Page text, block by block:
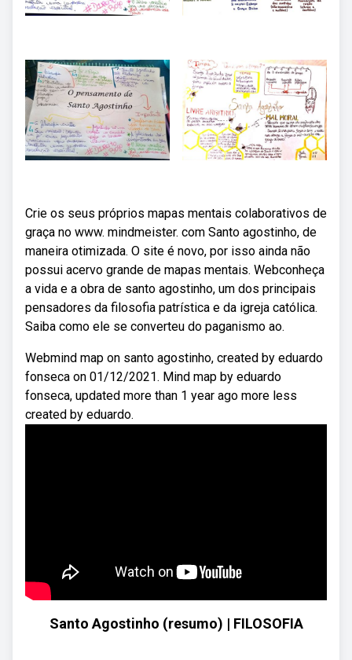
Crie os seus próprios mapas mentais colaborativos de
graça no www. mindmeister. com Santo agostinho, de
maneira otimizada. O site é novo, por isso ainda não
possui acervo grande de mapas mentais. Webconheça
a vida e a obra de santo agostinho, um dos principais
pensadores da filosofia patrística e da igreja católica.
Saiba como ele se converteu do paganismo ao.
Webmind map on santo agostinho, created by eduardo
fonseca on 01/12/2021. Mind map by eduardo
fonseca, updated more than 1 year ago more less
created by eduardo.
Santo Agostinho (resumo) | FILOSOFIA